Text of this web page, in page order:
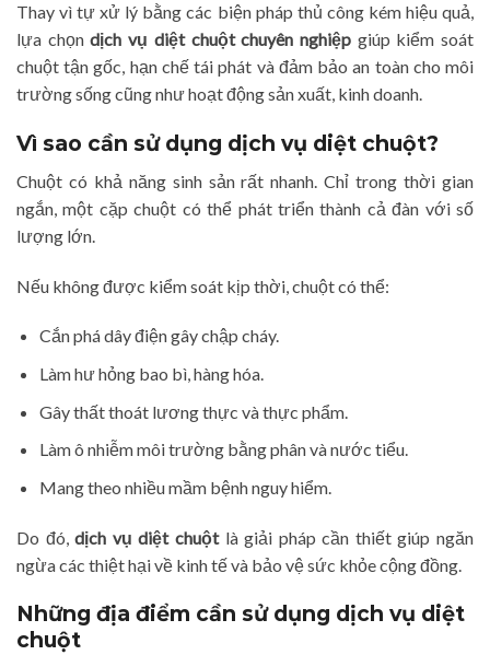
Thay vì tự xử lý bằng các biện pháp thủ công kém hiệu quả,
lựa chọndịch vụ diệt chuột chuyên nghiệpgiúp kiểm soát
chuột tận gốc, hạn chế tái phát và đảm bảo an toàn cho môi
trường sống cũng như hoạt động sản xuất, kinh doanh.
Vì sao cần sử dụng dịch vụ diệt chuột?
Chuột có khả năng sinh sản rất nhanh. Chỉ trong thời gian
ngắn, một cặp chuột có thể phát triển thành cả đàn với số
lượng lớn.
Nếu không được kiểm soát kịp thời, chuột có thể:
Cắn phá dây điện gây chập cháy.
Làm hư hỏng bao bì, hàng hóa.
Gây thất thoát lương thực và thực phẩm.
Làm ô nhiễm môi trường bằng phân và nước tiểu.
Mang theo nhiều mầm bệnh nguy hiểm.
Do đó,dịch vụ diệt chuộtlà giải pháp cần thiết giúp ngăn
ngừa các thiệt hại về kinh tế và bảo vệ sức khỏe cộng đồng.
Những địa điểm cần sử dụng dịch vụ diệt
chuột